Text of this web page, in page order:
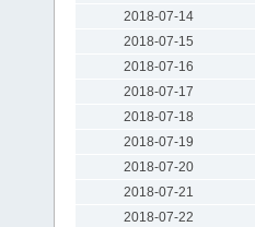
2018-07-14
2018-07-15
2018-07-16
2018-07-17
2018-07-18
2018-07-19
2018-07-20
2018-07-21
2018-07-22